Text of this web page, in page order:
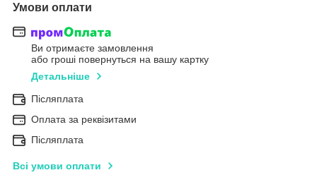
Умови оплати
Ви отримаєте замовлення
або гроші повернуться на вашу картку
Детальніше
Післяплата
Оплата за реквізитами
Післяплата
Всі умови оплати